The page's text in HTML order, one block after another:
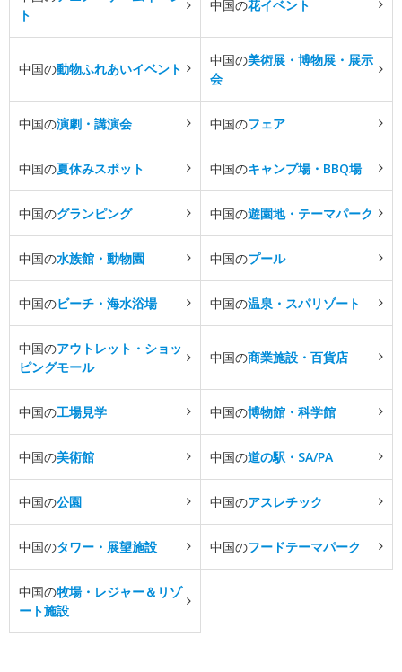
ト
中国の花イベント
中国の動物ふれあいイベント
中国の美術展・博物展・展示
会
中国の演劇・講演会 中国のフェア
中国の夏休みスポット 中国のキャンプ場・BBQ場
中国のグランピング 中国の遊園地・テーマパーク
中国の水族館・動物園 中国のプール
中国のビーチ・海水浴場 中国の温泉・スパリゾート
中国のアウトレット・ショッ
ピングモール
中国の商業施設・百貨店
中国の工場見学 中国の博物館・科学館
中国の美術館 中国の道の駅・SA/PA
中国の公園 中国のアスレチック
中国のタワー・展望施設 中国のフードテーマパーク
中国の牧場・レジャー＆リゾ
ート施設